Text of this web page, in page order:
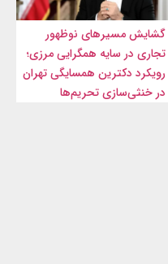
گشایش مسیرهای نوظهور
تجاری در سایه همگرایی مرزی؛
رویکرد دکترین همسایگی تهران
در خنثی‌سازی تحریم‌ها